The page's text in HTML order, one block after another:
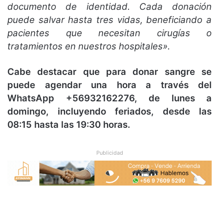
documento de identidad. Cada donación
puede salvar hasta tres vidas, beneficiando a
pacientes que necesitan cirugías o
tratamientos en nuestros hospitales».
Cabe destacar que para donar sangre se
puede agendar una hora a través del
WhatsApp +56932162276, de lunes a
domingo, incluyendo feriados, desde las
08:15 hasta las 19:30 horas.
Publicidad